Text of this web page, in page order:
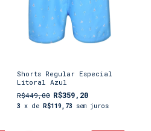
Shorts Regular Especial
Litoral Azul
R$449,00 R$359,20
3 x de R$119,73 sem juros